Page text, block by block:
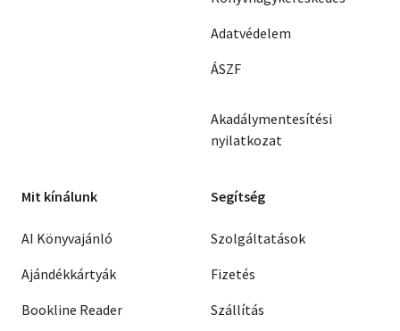
Adatvédelem
ÁSZF
Akadálymentesítési
nyilatkozat
Mit kínálunk
AI Könyvajánló
Ajándékkártyák
Bookline Reader
Segítség
Szolgáltatások
Fizetés
Szállítás